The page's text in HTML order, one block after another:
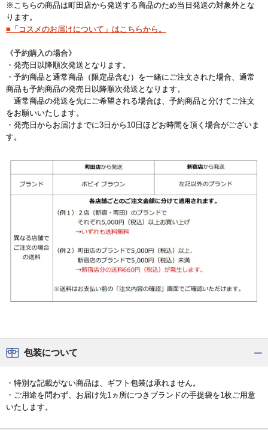
※こちらの商品は町田店から発送する商品のため当日発送の対象外とな
ります。
■「コスメのお届けについて」はこちらから。
《予約購入の場合》
・発売日以降順次発送となります。
・予約商品と通常商品（限定品含む）を一緒にご注文された場合、通常
商品も予約商品の発売日以降順次発送となります。
通常商品の発送を先にご希望される場合は、予約商品と分けてご注文
をお願いいたします。
・発売日からお届けまでに3日から10日ほどお時間を頂く場合がございま
す。
包装について
・特別な記載がない商品は、ギフト包装は承れません。
・ご用途を問わず、お届け先1ヵ所につきブランドの手提袋を1枚ご用意
いたします。